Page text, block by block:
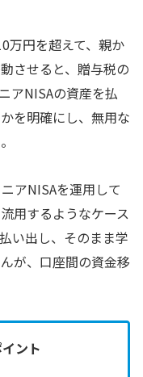
万円を超えて、親か
させると、贈与税の
アNISAの資産を払
を明確にし、無用な
アNISAを運用して
用するようなケース
い出し、そのまま学
が、口座間の資金移
ント